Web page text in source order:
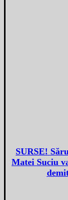
SURSE!
Matei Suciu